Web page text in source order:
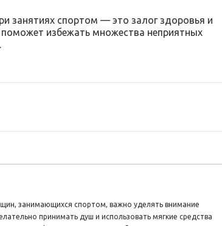
занятиях спортом — это залог здоровья и
избежать множества неприятных
занимающихся спортом, важно уделять внимание
принимать душ и использовать мягкие средства